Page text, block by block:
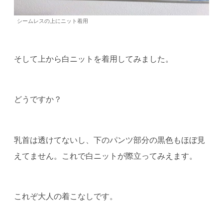
シームレスの上にニット着用
そして上から白ニットを着用してみました。
どうですか？
乳首は透けてないし、下のパンツ部分の黒色もほぼ見
えてません。これで白ニットが際立ってみえます。
これぞ大人の着こなしです。